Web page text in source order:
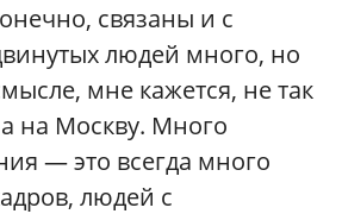
связаны и с
людей много, но
мне кажется, не так
на Москву. Много
— это всегда много
людей с